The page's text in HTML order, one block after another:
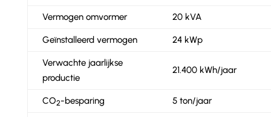
Vermogen omvormer 20 kVA
Geïnstalleerd vermogen 24 kWp
Verwachte jaarlijkse
productie
21.400 kWh/jaar
CO2-besparing 5 ton/jaar